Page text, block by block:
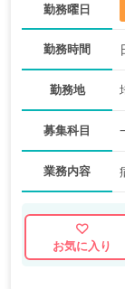
勤務曜日
勤務時間
勤務地
募集科目
業務内容
お気に入り